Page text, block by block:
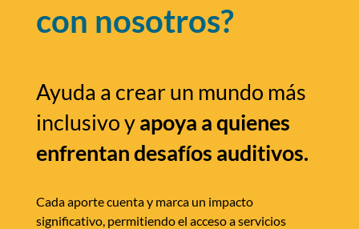
con nosotros?
Ayuda a crear un mundo más
inclusivo yapoya a quienes
enfrentan desafíos auditivos.
Cada aporte cuenta y marca un impacto
significativo, permitiendo el acceso a servicios